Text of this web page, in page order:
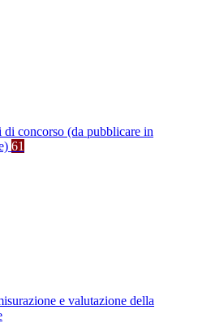
di concorso (da pubblicare in
61
e valutazione della